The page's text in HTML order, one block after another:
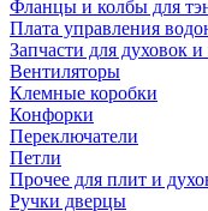
Фланцы и колбы для
Плата управления
Запчасти для духовок
Вентиляторы
Клемные коробки
Конфорки
Переключатели
Петли
Прочее для плит и
Ручки дверцы